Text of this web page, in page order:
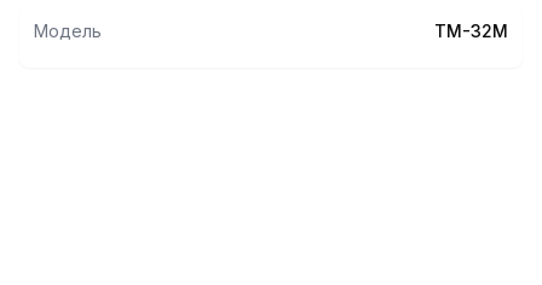
Модель ТМ-32М